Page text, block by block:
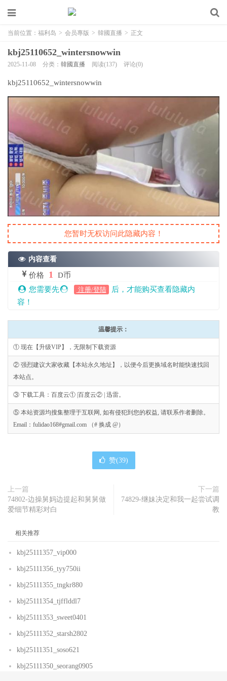
当前位置： 福利岛 > 会员專版 > 韓國直播 > 正文
kbj25110652_wintersnowwin
2025-11-08 分类： 韓國直播 阅读(137) 评论(0)
kbj25110652_wintersnowwin
您暂时无权访问此隐藏内容！
内容查看
价格 1
D币
您需要先
注册/登陆
后，才能购买查看隐藏内
容！
温馨提示：
① 现在【升级VIP】，无限制下载资源
② 强烈建议大家收藏【本站永久地址】，以便今后更换域名时能快速找回
本站点。
③ 下载工具：百度云① |百度云② | 迅雷。
⑤ 本站资源均搜集整理于互联网, 如有侵犯到您的权益, 请联系作者删除。
Email：fulidao168#gmail.com （# 换成 @）
赞(39)
上一篇
74802-边操舅妈边提起和舅舅做
爱细节精彩对白
下一篇
74829-继妹决定和我一起尝试调
教
相关推荐
kbj25111357_vip000
kbj25111356_tyy750ii
kbj25111355_tngkr880
kbj25111354_tjfflddl7
kbj25111353_sweet0401
kbj25111352_starsh2802
kbj25111351_soso621
kbj25111350_seorang0905